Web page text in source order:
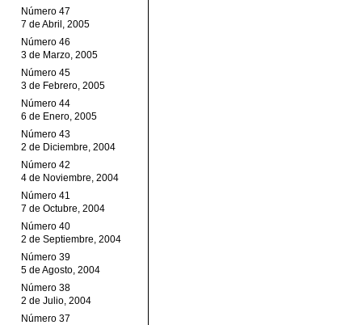
Número 47
7 de Abril, 2005
Número 46
3 de Marzo, 2005
Número 45
3 de Febrero, 2005
Número 44
6 de Enero, 2005
Número 43
2 de Diciembre, 2004
Número 42
4 de Noviembre, 2004
Número 41
7 de Octubre, 2004
Número 40
2 de Septiembre, 2004
Número 39
5 de Agosto, 2004
Número 38
2 de Julio, 2004
Número 37